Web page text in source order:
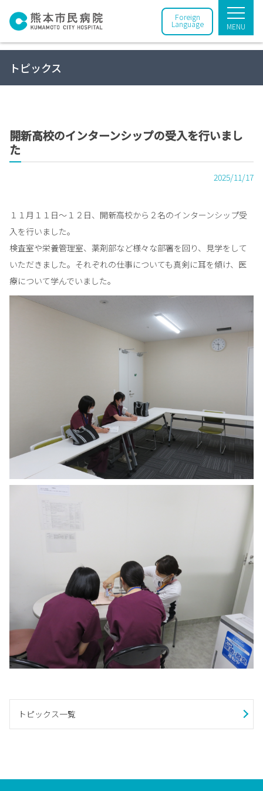
Foreign
Language MENU
トピックス
開新高校のインターンシップの受入を行いまし
た
2025/11/17
１１月１１日～１２日、開新高校から２名のインターンシップ受
入を行いました。
検査室や栄養管理室、薬剤部など様々な部署を回り、見学をして
いただきました。それぞれの仕事についても真剣に耳を傾け、医
療について学んでいました。
トピックス一覧